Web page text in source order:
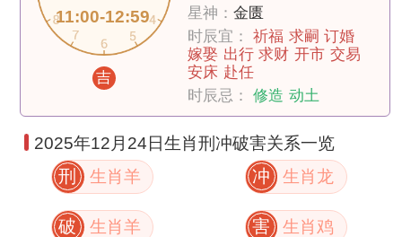
11:00-12:59
吉
星神： 金匮
时辰宜：
祈福 求嗣 订婚
嫁娶 出行 求财 开市 交易
安床 赴任
时辰忌：
修造 动土
2025年12月24日生肖刑冲破害关系一览
刑 生肖羊 冲 生肖龙
破 生肖羊 害 生肖鸡